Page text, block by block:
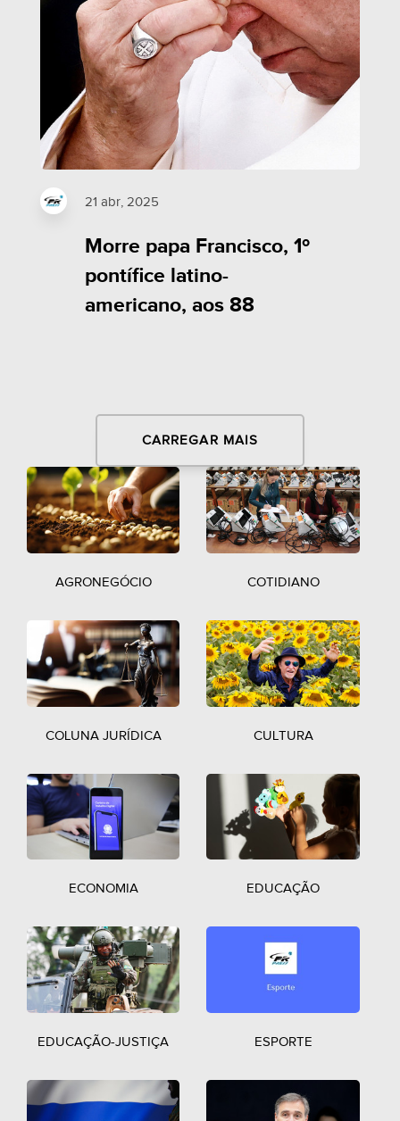
21 abr, 2025
Morre papa Francisco, 1º
pontífice latino-
americano, aos 88
CARREGAR MAIS
AGRONEGÓCIO COTIDIANO
COLUNA JURÍDICA CULTURA
ECONOMIA EDUCAÇÃO
EDUCAÇÃO-JUSTIÇA ESPORTE